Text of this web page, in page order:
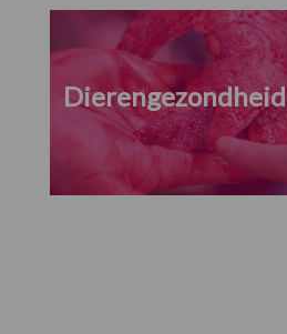
Dierengezondheid